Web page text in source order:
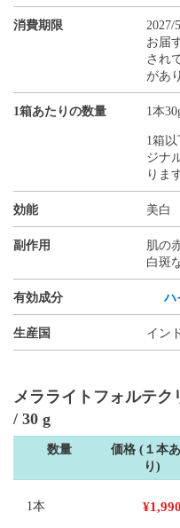
消費期限
2027/
お届
され
があ
1箱あたりの数量 1本
1箱
ジナ
りま
効能 美白
副作用
肌の
白斑
有効成分 ハ
生産国 イン
メラライトフォルテ
/ 30 g
数量
価格 (１本
り)
1本 ¥1,990